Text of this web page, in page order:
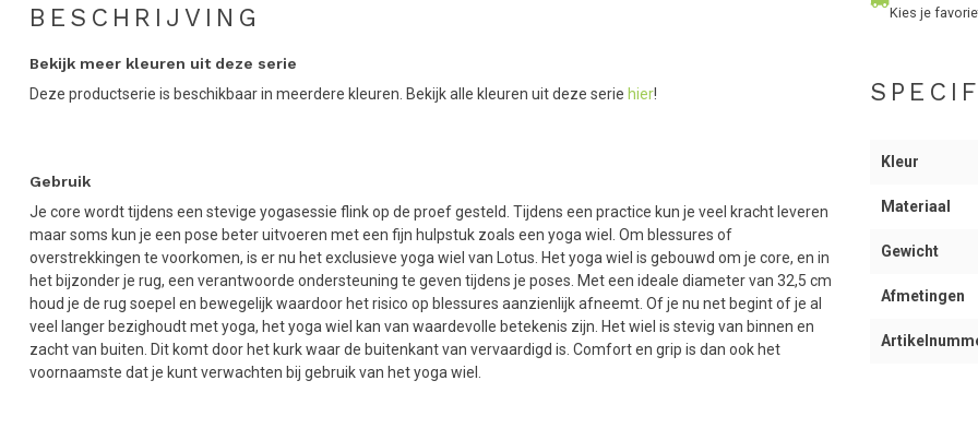
BESCHRIJVING
Bekijk meer kleuren uit deze serie
Deze productserie is beschikbaar in meerdere kleuren. Bekijk alle kleuren uit deze serie hier!
Gebruik
Je core wordt tijdens een stevige yogasessie flink op de proef gesteld. Tijdens een practice kun je veel kracht leveren
maar soms kun je een pose beter uitvoeren met een fijn hulpstuk zoals een yoga wiel. Om blessures of
overstrekkingen te voorkomen, is er nu het exclusieve yoga wiel van Lotus. Het yoga wiel is gebouwd om je core, en in
het bijzonder je rug, een verantwoorde ondersteuning te geven tijdens je poses. Met een ideale diameter van 32,5 cm
houd je de rug soepel en bewegelijk waardoor het risico op blessures aanzienlijk afneemt. Of je nu net begint of je al
veel langer bezighoudt met yoga, het yoga wiel kan van waardevolle betekenis zijn. Het wiel is stevig van binnen en
zacht van buiten. Dit komt door het kurk waar de buitenkant van vervaardigd is. Comfort en grip is dan ook het
voornaamste dat je kunt verwachten bij gebruik van het yoga wiel.
Kies je
Kleur
Materiaal
Gewicht
Afmetingen